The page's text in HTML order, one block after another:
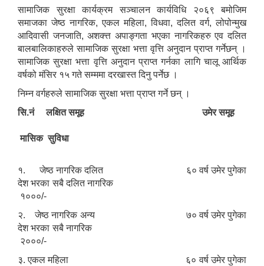
सामाजिक सुरक्षा कार्यक्रम सञ्चालन कार्यविधि २०६९ बमोजिम
समाजका जेष्ठ नागरिक, एकल महिला, विधवा, दलित वर्ग, लोपोन्मुख
आदिवासी जनजाति, अशक्त्त अपाङ्गता भएका नागरिकहरु एव दलित
बालबालिकाहरुले सामाजिक सुरक्षा भत्ता वृत्ति अनुदान प्राप्त गर्नेछन् ।
सामाजिक सुरक्षा भत्ता वृत्ति अनुदान प्राप्त गर्नका लागि चालू आर्थिक
वर्षको मंसिर १५ गते सम्ममा दरखास्त दिनु पर्नेछ ।
निम्न वर्गहरुले सामाजिक सुरक्षा भत्ता प्राप्त गर्ने छन् ।
सि.नं लक्षित समूह उमेर समूह
मासिक सुविधा
१. जेष्ठ नागरिक दलित ६० वर्ष उमेर पुगेका
देश भरका सबै दलित नागरिक
१०००/-
२. जेष्ठ नागरिक अन्य ७० वर्ष उमेर पुगेका
देश भरका सबै नागरिक
२०००/-
३. एकल महिला ६० वर्ष उमेर पुगेका